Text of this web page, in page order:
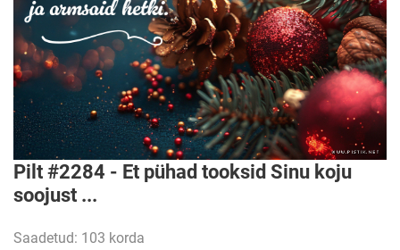
Pilt #2284 - Et pühad tooksid Sinu koju
soojust ...
Saadetud: 103 korda